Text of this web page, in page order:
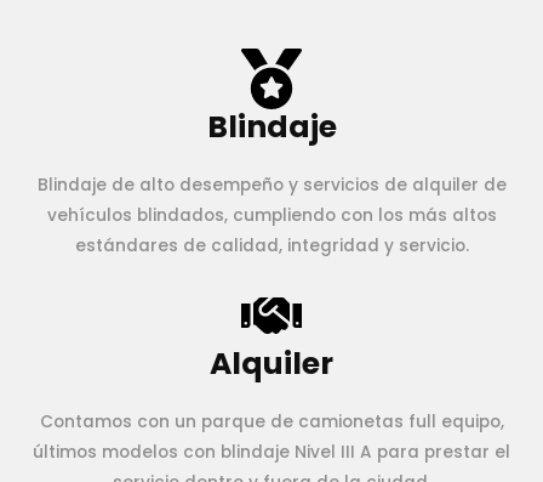
Blindaje
Blindaje de alto desempeño y servicios de alquiler de
vehículos blindados, cumpliendo con los más altos
estándares de calidad, integridad y servicio.
Alquiler
Contamos con un parque de camionetas full equipo,
últimos modelos con blindaje Nivel III A para prestar el